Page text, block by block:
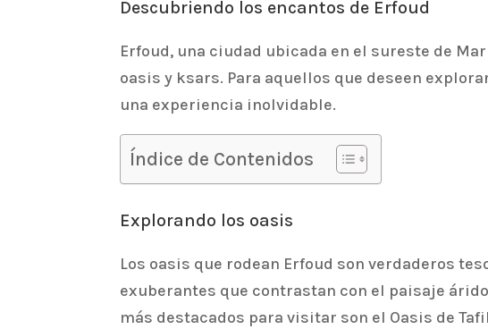
Descubriendo los encantos de Erfoud
Erfoud, una ciudad ubicada en el sureste de
oasis y ksars. Para aquellos que deseen
una experiencia inolvidable.
Índice de Contenidos
Explorando los oasis
Los oasis que rodean Erfoud son verdaderos
exuberantes que contrastan con el paisaje
más destacados para visitar son el Oasis de